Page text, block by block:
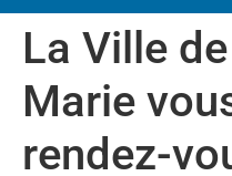
La Ville
Marie
rendez-